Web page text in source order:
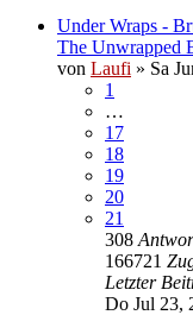
Under Wraps -
The Unwrapped
von Laufi » Sa
1
…
17
18
19
20
21
308
166721
Letzter
Do Jul 23,